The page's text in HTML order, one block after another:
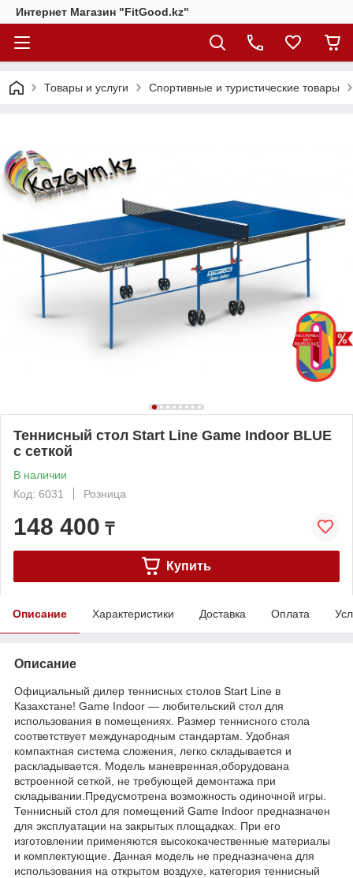
Интернет Магазин "FitGood.kz"
Товары и услуги Спортивные и туристические товары
Теннисный стол Start Line Game Indoor BLUE
с сеткой
В наличии
Код: 6031
Розница
148 400 ₸
Купить
Описание Характеристики Доставка Оплата
Описание
Официальный дилер теннисных столов Start Line в
Казахстане! Game Indoor ― любительский стол для
использования в помещениях. Размер теннисного стола
соответствует международным стандартам. Удобная
компактная система сложения, легко складывается и
раскладывается. Модель маневренная,оборудована
встроенной сеткой, не требующей демонтажа при
складывании.Предусмотрена возможность одиночной игры.
Теннисный стол для помещений Game Indoor предназначен
для эксплуатации на закрытых площадках. При его
изготовлении применяются высококачественные материалы
и комплектующие. Данная модель не предназначена для
использования на открытом воздухе, категория теннисный